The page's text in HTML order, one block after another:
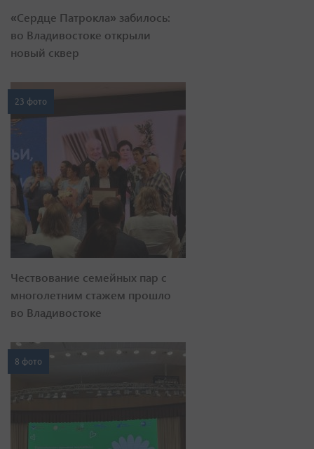
«Сердце Патрокла» забилось:
во Владивостоке открыли
новый сквер
23 фото
Чествование семейных пар с
многолетним стажем прошло
во Владивостоке
8 фото